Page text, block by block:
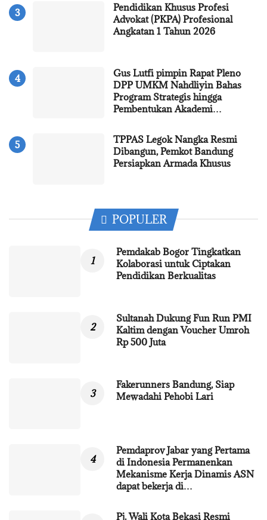
Pendidikan Khusus Profesi
Advokat (PKPA) Profesional
Angkatan 1 Tahun 2026
Gus Lutfi pimpin Rapat Pleno
DPP UMKM Nahdliyin Bahas
Program Strategis hingga
Pembentukan Akademi…
TPPAS Legok Nangka Resmi
Dibangun, Pemkot Bandung
Persiapkan Armada Khusus
POPULER
Pemdakab Bogor Tingkatkan
Kolaborasi untuk Ciptakan
Pendidikan Berkualitas
Sultanah Dukung Fun Run PMI
Kaltim dengan Voucher Umroh
Rp 500 Juta
Fakerunners Bandung, Siap
Mewadahi Pehobi Lari
Pemdaprov Jabar yang Pertama
di Indonesia Permanenkan
Mekanisme Kerja Dinamis ASN
dapat bekerja di…
Pj. Wali Kota Bekasi Resmi